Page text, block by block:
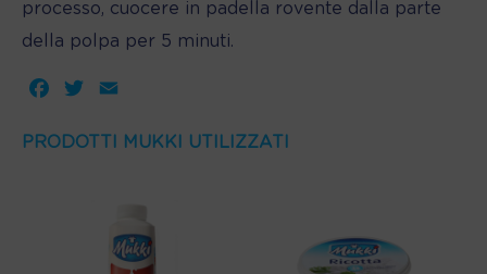
processo, cuocere in padella rovente dalla parte
della polpa per 5 minuti.
Facebook
Twitter
PRODOTTI MUKKI UTILIZZATI